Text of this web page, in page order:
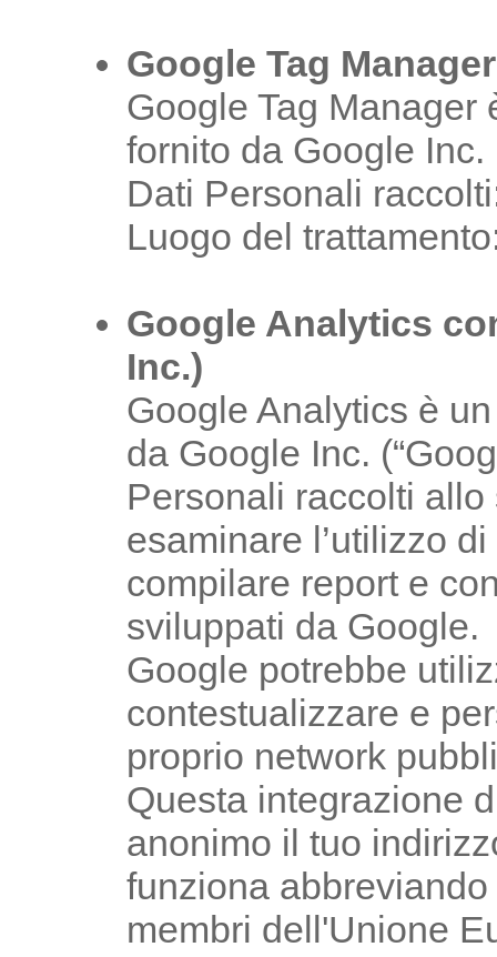
Google Tag
Google Tag Manager
fornito da Google Inc.
Dati Personali
Luogo del
Google Analytics
Inc.)
Google Analytics è
da Google Inc.
Personali raccolti
esaminare l’utilizzo
compilare report e
sviluppati da Google.
Google potrebbe
contestualizzare e
proprio network
Questa integrazione
anonimo il tuo
funziona
membri dell'Unione